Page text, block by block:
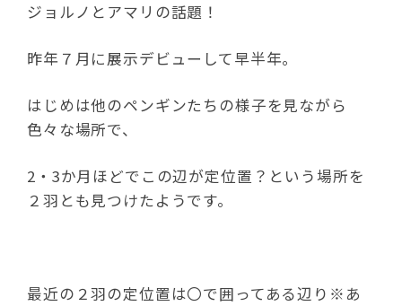
ジョルノとアマリの話題！
昨年７月に展示デビューして早半年。
はじめは他のペンギンたちの様子を見ながら
色々な場所で、
2・3か月ほどでこの辺が定位置？という場所を
２羽とも見つけたようです。
最近の２羽の定位置は〇で囲ってある辺り※あ